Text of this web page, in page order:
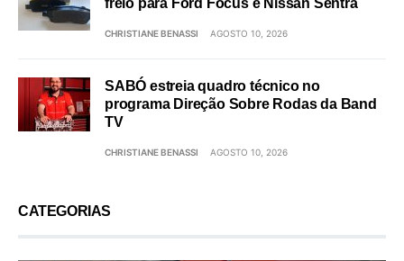
CHRISTIANE BENASSI AGOSTO 10, 2026
SABÓ estreia quadro técnico no
programa Direção Sobre Rodas da Band
TV
CHRISTIANE BENASSI AGOSTO 10, 2026
CATEGORIAS